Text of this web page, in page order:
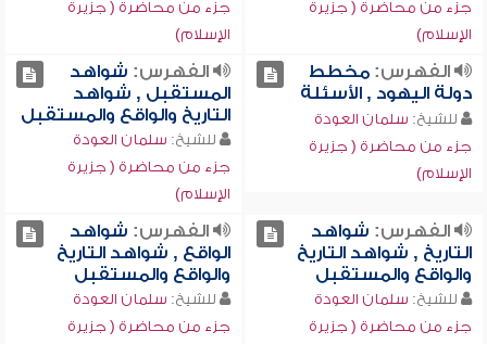
جزء من محاضرة ( جزيرة
الإسلام)
جزء من محاضرة ( جزيرة
الإسلام)
الفهرس:مخطط
دولة اليهود , الأسئلة
للشيخ: سلمان العودة
جزء من محاضرة ( جزيرة
الإسلام)
الفهرس: شواهد
المستقبل , شواهد
التاريخ والواقع والمستقبل
للشيخ: سلمان العودة
جزء من محاضرة ( جزيرة
الإسلام)
الفهرس: شواهد
التاريخ , شواهد التاريخ
والواقع والمستقبل
للشيخ: سلمان العودة
جزء من محاضرة ( جزيرة
الفهرس: شواهد
الواقع , شواهد التاريخ
والواقع والمستقبل
للشيخ: سلمان العودة
جزء من محاضرة ( جزيرة